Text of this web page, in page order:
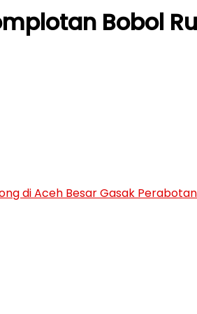
Bobol